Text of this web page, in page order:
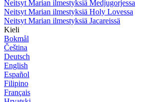
Neitsyt Marian ilmestyksiä Medjugorjessa
Neitsyt Marian ilmestyksiä Holy Lovessa
Neitsyt Marian ilmestyksiä Jacareissä
Kieli
Bokmål
Čeština
Deutsch
English
Español
Filipino
Français